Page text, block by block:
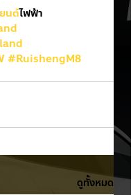
นต์ไฟฟ้า
#RuishengM8
ดูทั้งหมด